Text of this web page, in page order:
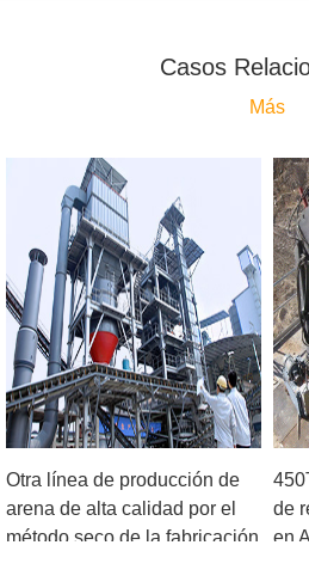
Casos
Más
Otra línea de producción de
arena de alta calidad por el
método seco de la fabricación
de
en